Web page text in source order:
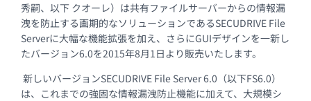
秀嗣、以下 クオーレ）は共有ファイルサーバーからの情報漏
洩を防止する画期的なソリューションであるSECUDRIVE File
Serverに大幅な機能拡張を加え、さらにGUIデザインを一新し
たバージョン6.0を2015年8月1日より販売いたします。
新しいバージョンSECUDRIVE File Server 6.0（以下FS6.0）
は、これまでの強固な情報漏洩防止機能に加えて、大規模シ